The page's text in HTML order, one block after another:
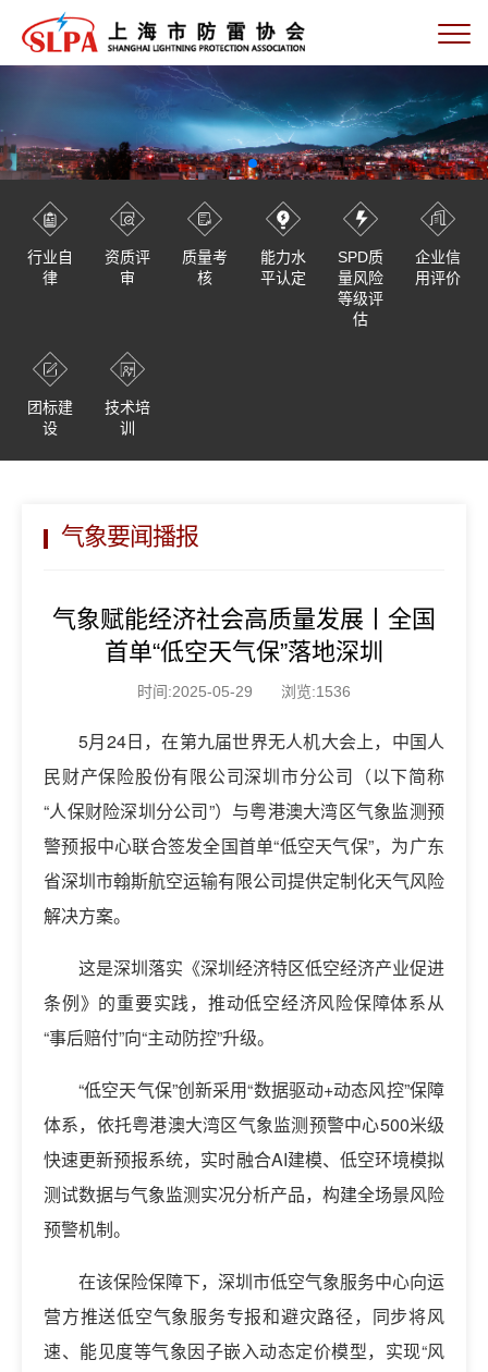
行业自
律
资质评
审
质量考
核
能力水
平认定
SPD质
量风险
等级评
估
企业信
用评价
团标建
设
技术培
训
气象要闻播报
气象赋能经济社会高质量发展丨全国
首单“低空天气保”落地深圳
时间:2025-05-29 浏览:1536
5月24日，在第九届世界无人机大会上，中国人
民财产保险股份有限公司深圳市分公司（以下简称
“人保财险深圳分公司”）与粤港澳大湾区气象监测预
警预报中心联合签发全国首单“低空天气保”，为广东
省深圳市翰斯航空运输有限公司提供定制化天气风险
解决方案。
这是深圳落实《深圳经济特区低空经济产业促进
条例》的重要实践，推动低空经济风险保障体系从
“事后赔付”向“主动防控”升级。
“低空天气保”创新采用“数据驱动+动态风控”保障
体系，依托粤港澳大湾区气象监测预警中心500米级
快速更新预报系统，实时融合AI建模、低空环境模拟
测试数据与气象监测实况分析产品，构建全场景风险
预警机制。
在该保险保障下，深圳市低空气象服务中心向运
营方推送低空气象服务专报和避灾路径，同步将风
速、能见度等气象因子嵌入动态定价模型，实现“风